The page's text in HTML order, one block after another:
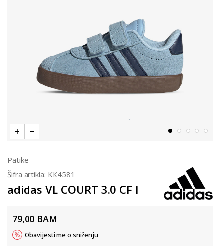
Patike
Šifra artikla: KK4581
adidas VL COURT 3.0 CF I
79,00 BAM
Obavijesti me o sniženju